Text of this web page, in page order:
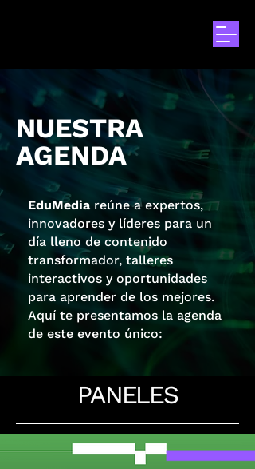
NUESTRA
AGENDA
EduMedia reúne a expertos,
innovadores y líderes para un
día lleno de contenido
transformador, talleres
interactivos y oportunidades
para aprender de los mejores.
Aquí te presentamos la agenda
de este evento único:
PANELES